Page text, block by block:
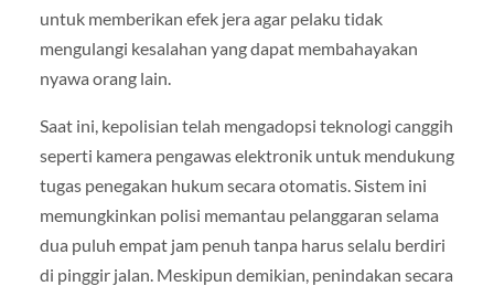
untuk memberikan efek jera agar pelaku tidak
mengulangi kesalahan yang dapat membahayakan
nyawa orang lain.
Saat ini, kepolisian telah mengadopsi teknologi canggih
seperti kamera pengawas elektronik untuk mendukung
tugas penegakan hukum secara otomatis. Sistem ini
memungkinkan polisi memantau pelanggaran selama
dua puluh empat jam penuh tanpa harus selalu berdiri
di pinggir jalan. Meskipun demikian, penindakan secara